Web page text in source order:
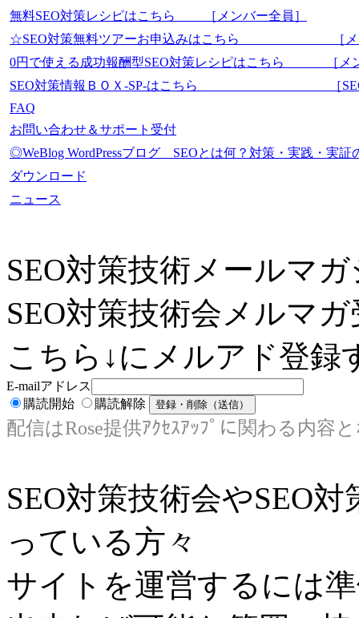
無料SEO対策レシピはこちら ［メンバー全員］
☆SEO対策無料ツアーお申込みはこちら ［メン
0円で使える成功報酬型SEO対策レシピはこちら ［メ
SEO対策情報ＢＯＸ-SP-はこちら ［SEO-
FAQ
お問い合わせ＆サポート受付
◎WeBlog WordPressブログ SEOとは何？対策・実践・実
ダウンロード
ニュース
SEO対策技術メールマ
SEO対策技術会メルマ
こちら↓にメルアド登録
E-mailアドレス
購読開始
購読解除
配信はRose提供ｱｸｾｽｱｯﾌﾟに関わる内容
SEO対策技術会やSEO
っている方々
サイトを運営するには